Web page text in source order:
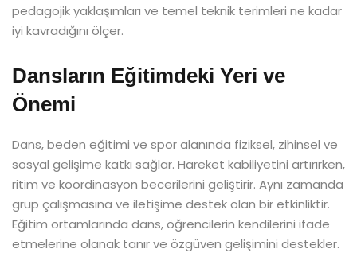
pedagojik yaklaşımları ve temel teknik terimleri ne kadar
iyi kavradığını ölçer.
Dansların Eğitimdeki Yeri ve
Önemi
Dans, beden eğitimi ve spor alanında fiziksel, zihinsel ve
sosyal gelişime katkı sağlar. Hareket kabiliyetini artırırken,
ritim ve koordinasyon becerilerini geliştirir. Aynı zamanda
grup çalışmasına ve iletişime destek olan bir etkinliktir.
Eğitim ortamlarında dans, öğrencilerin kendilerini ifade
etmelerine olanak tanır ve özgüven gelişimini destekler.